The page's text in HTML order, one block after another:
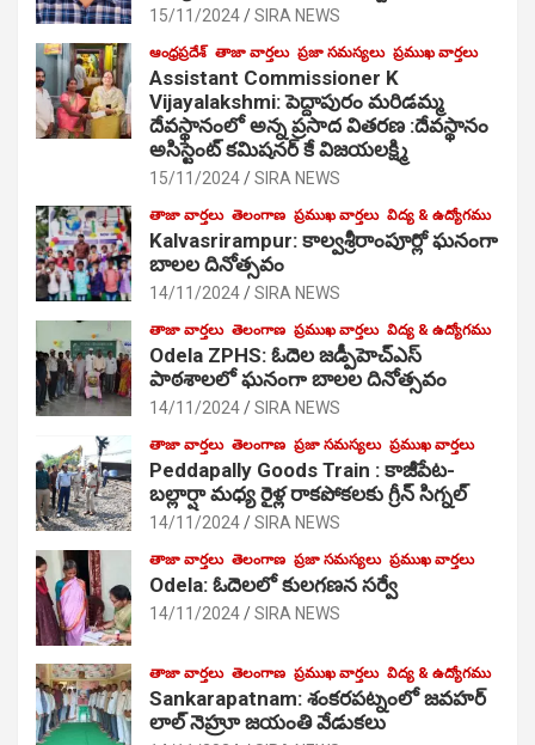
15/11/2024 SIRA NEWS
ఆంధ్రప్రదేశ్ తాజా వార్తలు ప్రజా సమస్యలు ప్రముఖ వార్తలు
Assistant Commissioner K
Vijayalakshmi: పెద్దాపురం మరిడమ్మ
దేవస్థానంలో అన్న ప్రసాద వితరణ :దేవస్థానం
అసిస్టెంట్ కమిషనర్ కే విజయలక్ష్మి
15/11/2024 SIRA NEWS
తాజా వార్తలు తెలంగాణ ప్రముఖ వార్తలు విద్య & ఉద్యోగము
Kalvasrirampur: కాల్వశ్రీరాంపూర్లో ఘనంగా
బాలల దినోత్సవం
14/11/2024 SIRA NEWS
తాజా వార్తలు తెలంగాణ ప్రముఖ వార్తలు విద్య & ఉద్యోగము
Odela ZPHS: ఓదెల జ‌డ్పీహెచ్ఎస్
పాఠ‌శాల‌లో ఘనంగా బాలల దినోత్సవం
14/11/2024 SIRA NEWS
తాజా వార్తలు తెలంగాణ ప్రజా సమస్యలు ప్రముఖ వార్తలు
Peddapally Goods Train : కాజీపేట-
బల్లార్షా మధ్య రైళ్ల రాకపోకలకు గ్రీన్ సిగ్నల్
14/11/2024 SIRA NEWS
తాజా వార్తలు తెలంగాణ ప్రజా సమస్యలు ప్రముఖ వార్తలు
Odela: ఓదెలలో కులగణన సర్వే
14/11/2024 SIRA NEWS
తాజా వార్తలు తెలంగాణ ప్రముఖ వార్తలు విద్య & ఉద్యోగము
Sankarapatnam: శంకరపట్నంలో జవహర్
లాల్ నెహ్రూ జయంతి వేడుకలు